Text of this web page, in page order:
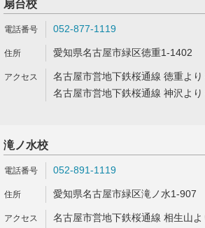
扇台校
052-877-1119
愛知県名古屋市緑区徳重1-1402
名古屋市営地下鉄桜通線 徳重よ
名古屋市営地下鉄桜通線 神沢よ
滝ノ水校
052-891-1119
愛知県名古屋市緑区滝ノ水1-907
名古屋市営地下鉄桜通線 相生山